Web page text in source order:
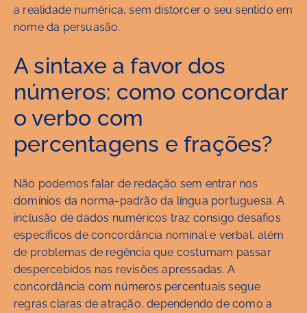
a realidade numérica, sem distorcer o seu sentido em
nome da persuasão.
A sintaxe a favor dos
números: como concordar
o verbo com
percentagens e frações?
Não podemos falar de redação sem entrar nos
domínios da norma-padrão da língua portuguesa. A
inclusão de dados numéricos traz consigo desafios
específicos de concordância nominal e verbal, além
de problemas de regência que costumam passar
despercebidos nas revisões apressadas. A
concordância com números percentuais segue
regras claras de atração, dependendo de como a